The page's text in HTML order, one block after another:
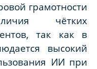
грамотности
чётких
так как в
высокий
ИИ при